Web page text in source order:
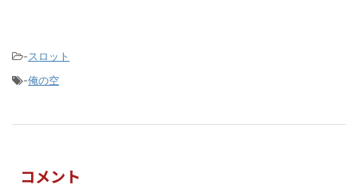
-スロット
-俺の空
コメント